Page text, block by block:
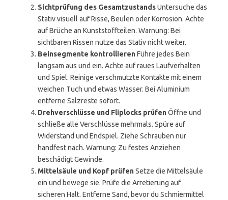
Sichtprüfung des GesamtzustandsUntersuche das
Stativ visuell auf Risse, Beulen oder Korrosion. Achte
auf Brüche an Kunststoffteilen. Warnung: Bei
sichtbaren Rissen nutze das Stativ nicht weiter.
Beinsegmente kontrollierenFühre jedes Bein
langsam aus und ein. Achte auf raues Laufverhalten
und Spiel. Reinige verschmutzte Kontakte mit einem
weichen Tuch und etwas Wasser. Bei Aluminium
entferne Salzreste sofort.
Drehverschlüsse und Fliplocks prüfenÖffne und
schließe alle Verschlüsse mehrmals. Spüre auf
Widerstand und Endspiel. Ziehe Schrauben nur
handfest nach. Warnung: Zu festes Anziehen
beschädigt Gewinde.
Mittelsäule und Kopf prüfenSetze die Mittelsäule
ein und bewege sie. Prüfe die Arretierung auf
sicheren Halt. Entferne Sand, bevor du Schmiermittel